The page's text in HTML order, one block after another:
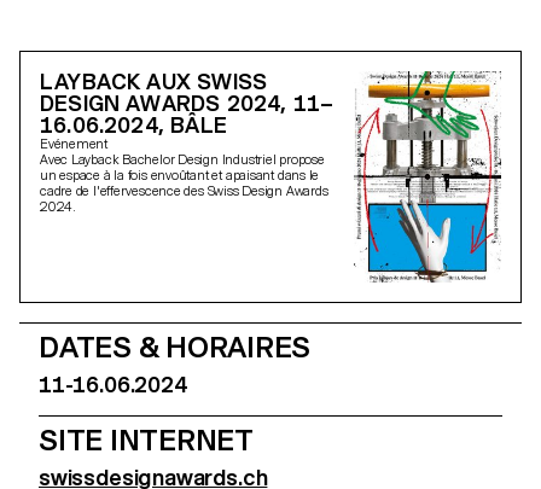
LAYBACK AUX SWISS
DESIGN AWARDS 2024, 11–
16.06.2024, BÂLE
Evénement
Avec Layback Bachelor Design Industriel propose
un espace à la fois envoûtant et apaisant dans le
cadre de l'effervescence des Swiss Design Awards
2024.
DATES & HORAIRES
11-16.06.2024
SITE INTERNET
swissdesignawards.ch